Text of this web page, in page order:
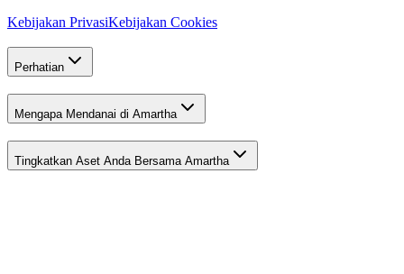
Kebijakan PrivasiKebijakan Cookies
Perhatian
Mengapa Mendanai di Amartha
Tingkatkan Aset Anda Bersama Amartha